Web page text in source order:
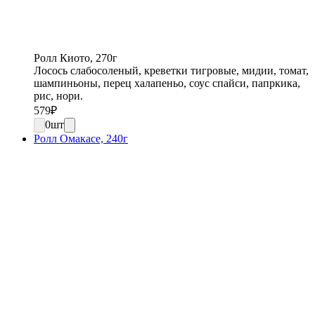
Ролл Киото, 270г
Лосось слабосоленый, креветки тигровые, мидии, томат,
шампиньоны, перец халапеньо, соус спайси, папркика,
рис, нори.
579₽
0шт
Ролл Омакасе, 240г